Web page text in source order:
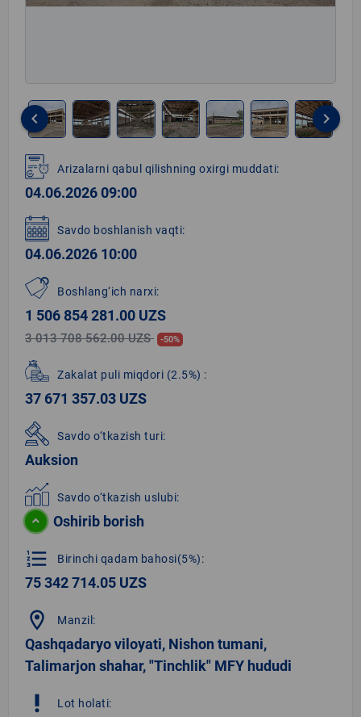
1
of
8
keyboard_arrow_left keyboard_arrow_right
Arizalarni qabul qilishning oxirgi muddati:
04.06.2026 09:00
Savdo boshlanish vaqti:
04.06.2026 10:00
Boshlang‘ich narxi:
1 506 854 281.00 UZS
3 013 708 562.00 UZS -50%
Zakalat puli miqdori (2.5%) :
37 671 357.03 UZS
Savdo o‘tkazish turi:
Auksion
Savdo o‘tkazish uslubi:
Oshirib borish
format_list_numbered Birinchi qadam bahosi(5%):
75 342 714.05 UZS
location_on Manzil:
Qashqadaryo viloyati, Nishon tumani,
Talimarjon shahar, "Tinchlik" MFY hududi
priority_high Lot holati: